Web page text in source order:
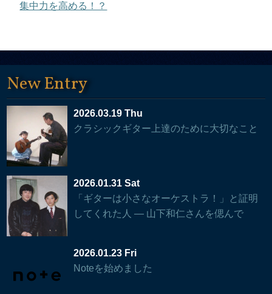
集中力を高める！？
New Entry
2026.03.19 Thu
クラシックギター上達のために大切なこと
2026.01.31 Sat
「ギターは小さなオーケストラ！」と証明
してくれた人 — 山下和仁さんを偲んで
2026.01.23 Fri
Noteを始めました